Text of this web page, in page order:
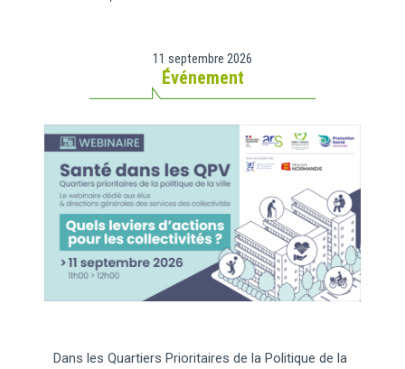
11 septembre 2026
Événement
Dans les Quartiers Prioritaires de la Politique de la